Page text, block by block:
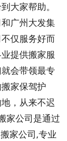
大家帮助。
广州大发集
仅服务好而
提供搬家服
会带领最专
家保驾护
，从来不迟
家公司是通过
家公司,专业